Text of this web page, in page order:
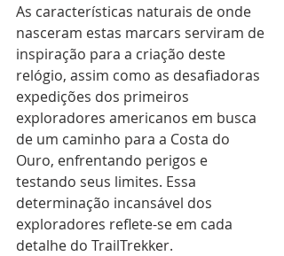
As características naturais de onde
nasceram estas marcars serviram de
inspiração para a criação deste
relógio, assim como as desafiadoras
expedições dos primeiros
exploradores americanos em busca
de um caminho para a Costa do
Ouro, enfrentando perigos e
testando seus limites. Essa
determinação incansável dos
exploradores reflete-se em cada
detalhe do TrailTrekker.